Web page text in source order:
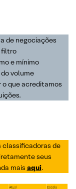
de negociações
filtro
e mínimo
volume
que acreditamos
classificadoras de
seus
mais aqui.